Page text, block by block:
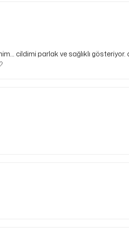
cildimi parlak ve sağlıklı